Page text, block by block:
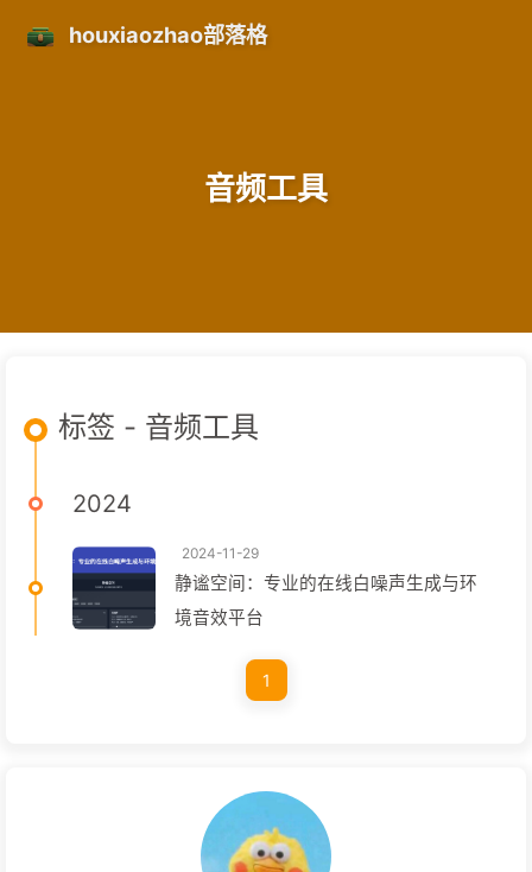
houxiaozhao部落格
音频工具
标签 - 音频工具
2024
2024-11-29
静谧空间：专业的在线白噪声生成与环
境音效平台
1